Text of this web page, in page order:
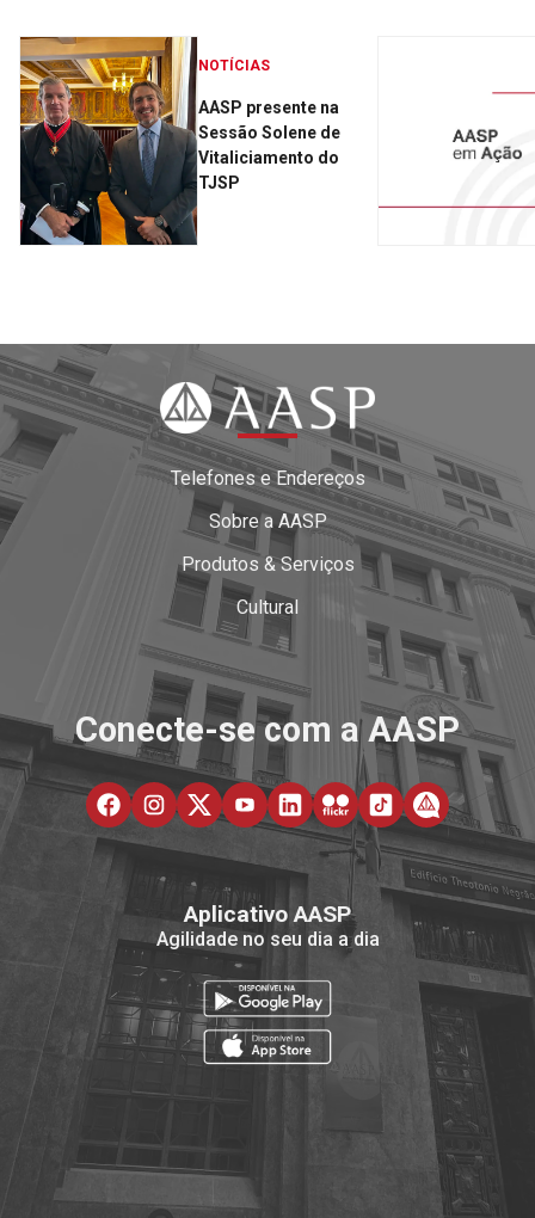
NOTÍCIAS
AASP presente na
Sessão Solene de
Vitaliciamento do
TJSP
Telefones e Endereços
Sobre a AASP
Produtos & Serviços
Cultural
Conecte-se com a AASP
Aplicativo AASP
Agilidade no seu dia a dia